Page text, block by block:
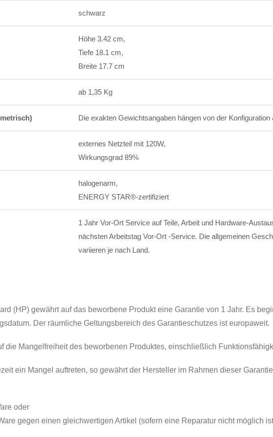
schwarz
Höhe 3.42 cm,
Tiefe 18.1 cm,
Breite 17.7 cm
ab 1,35 Kg
Die exakten Gewichtsangaben hängen von der Konfiguration
externes Netzteil mit 120W,
Wirkungsgrad 89%
halogenarm,
ENERGY STAR®-zertifiziert
1 Jahr Vor-Ort Service auf Teile, Arbeit und Hardware-
nächsten Arbeitstag Vor-Ort -Service. Die allgemeinen
variieren je nach Land.
(HP) gewährt auf das beworbene Produkt eine Garantie von 1 Jahr. Es
Der räumliche Geltungsbereich des Garantieschutzes ist europaweit.
die Mangelfreiheit des beworbenen Produktes, einschließlich
ein Mangel auftreten, so gewährt der Hersteller im Rahmen dieser
oder
gegen einen gleichwertigen Artikel (sofern eine Reparatur nicht möglich